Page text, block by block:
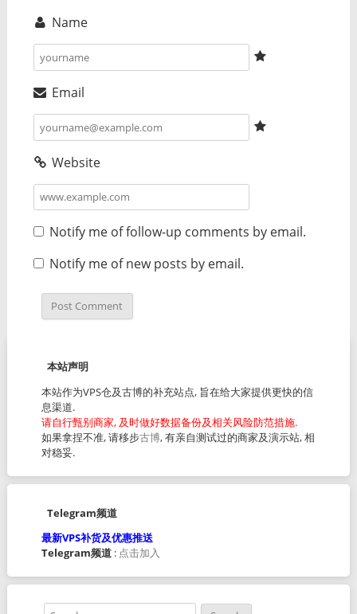
Name
Email
Website
Notify me of follow-up comments by email.
Notify me of new posts by email.
本站声明
本站作为VPS仓及古博的补充站点, 旨在给大家提供更快的信
息渠道.
请自行甄别商家, 及时做好数据备份及相关风险防范措施.
如果拿捏不准, 请移步古博, 有亲自测试过的商家及演示站, 相
对稳妥.
Telegram频道
最新VPS补货及优惠推送
Telegram频道: 点击加入